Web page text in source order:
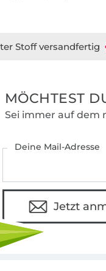
Stoff versandfertig
MÖCHTEST
Sei immer auf dem
Deine Mail-Adresse
Jetzt